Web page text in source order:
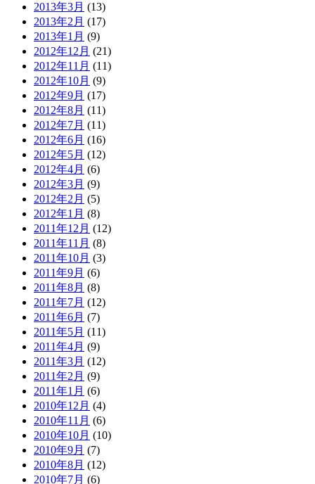
2013年3月 (13)
2013年2月 (17)
2013年1月 (9)
2012年12月 (21)
2012年11月 (11)
2012年10月 (9)
2012年9月 (17)
2012年8月 (11)
2012年7月 (11)
2012年6月 (16)
2012年5月 (12)
2012年4月 (6)
2012年3月 (9)
2012年2月 (5)
2012年1月 (8)
2011年12月 (12)
2011年11月 (8)
2011年10月 (3)
2011年9月 (6)
2011年8月 (8)
2011年7月 (12)
2011年6月 (7)
2011年5月 (11)
2011年4月 (9)
2011年3月 (12)
2011年2月 (9)
2011年1月 (6)
2010年12月 (4)
2010年11月 (6)
2010年10月 (10)
2010年9月 (7)
2010年8月 (12)
2010年7月 (6)